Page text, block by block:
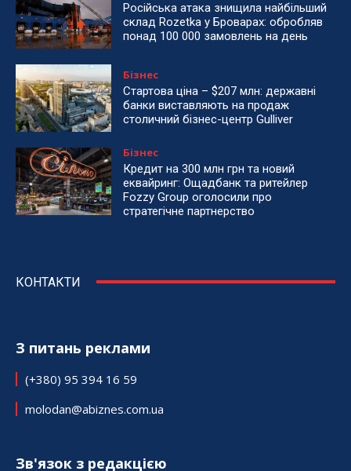
Російська атака знищила найбільший
склад Rozetka у Броварах: обробляв
понад 100 000 замовлень на день
Бізнес
Стартова ціна – $207 млн: державні
банки виставляють на продаж
столичний бізнес-центр Gulliver
Бізнес
Кредит на 300 млн грн та новий
еквайринг: Ощадбанк та ритейлер
Fozzy Group оголосили про
стратегічне партнерство
КОНТАКТИ
З питань реклами
(+380) 95 394 16 59
molodan@abiznes.com.ua
Зв'язок з редакцією